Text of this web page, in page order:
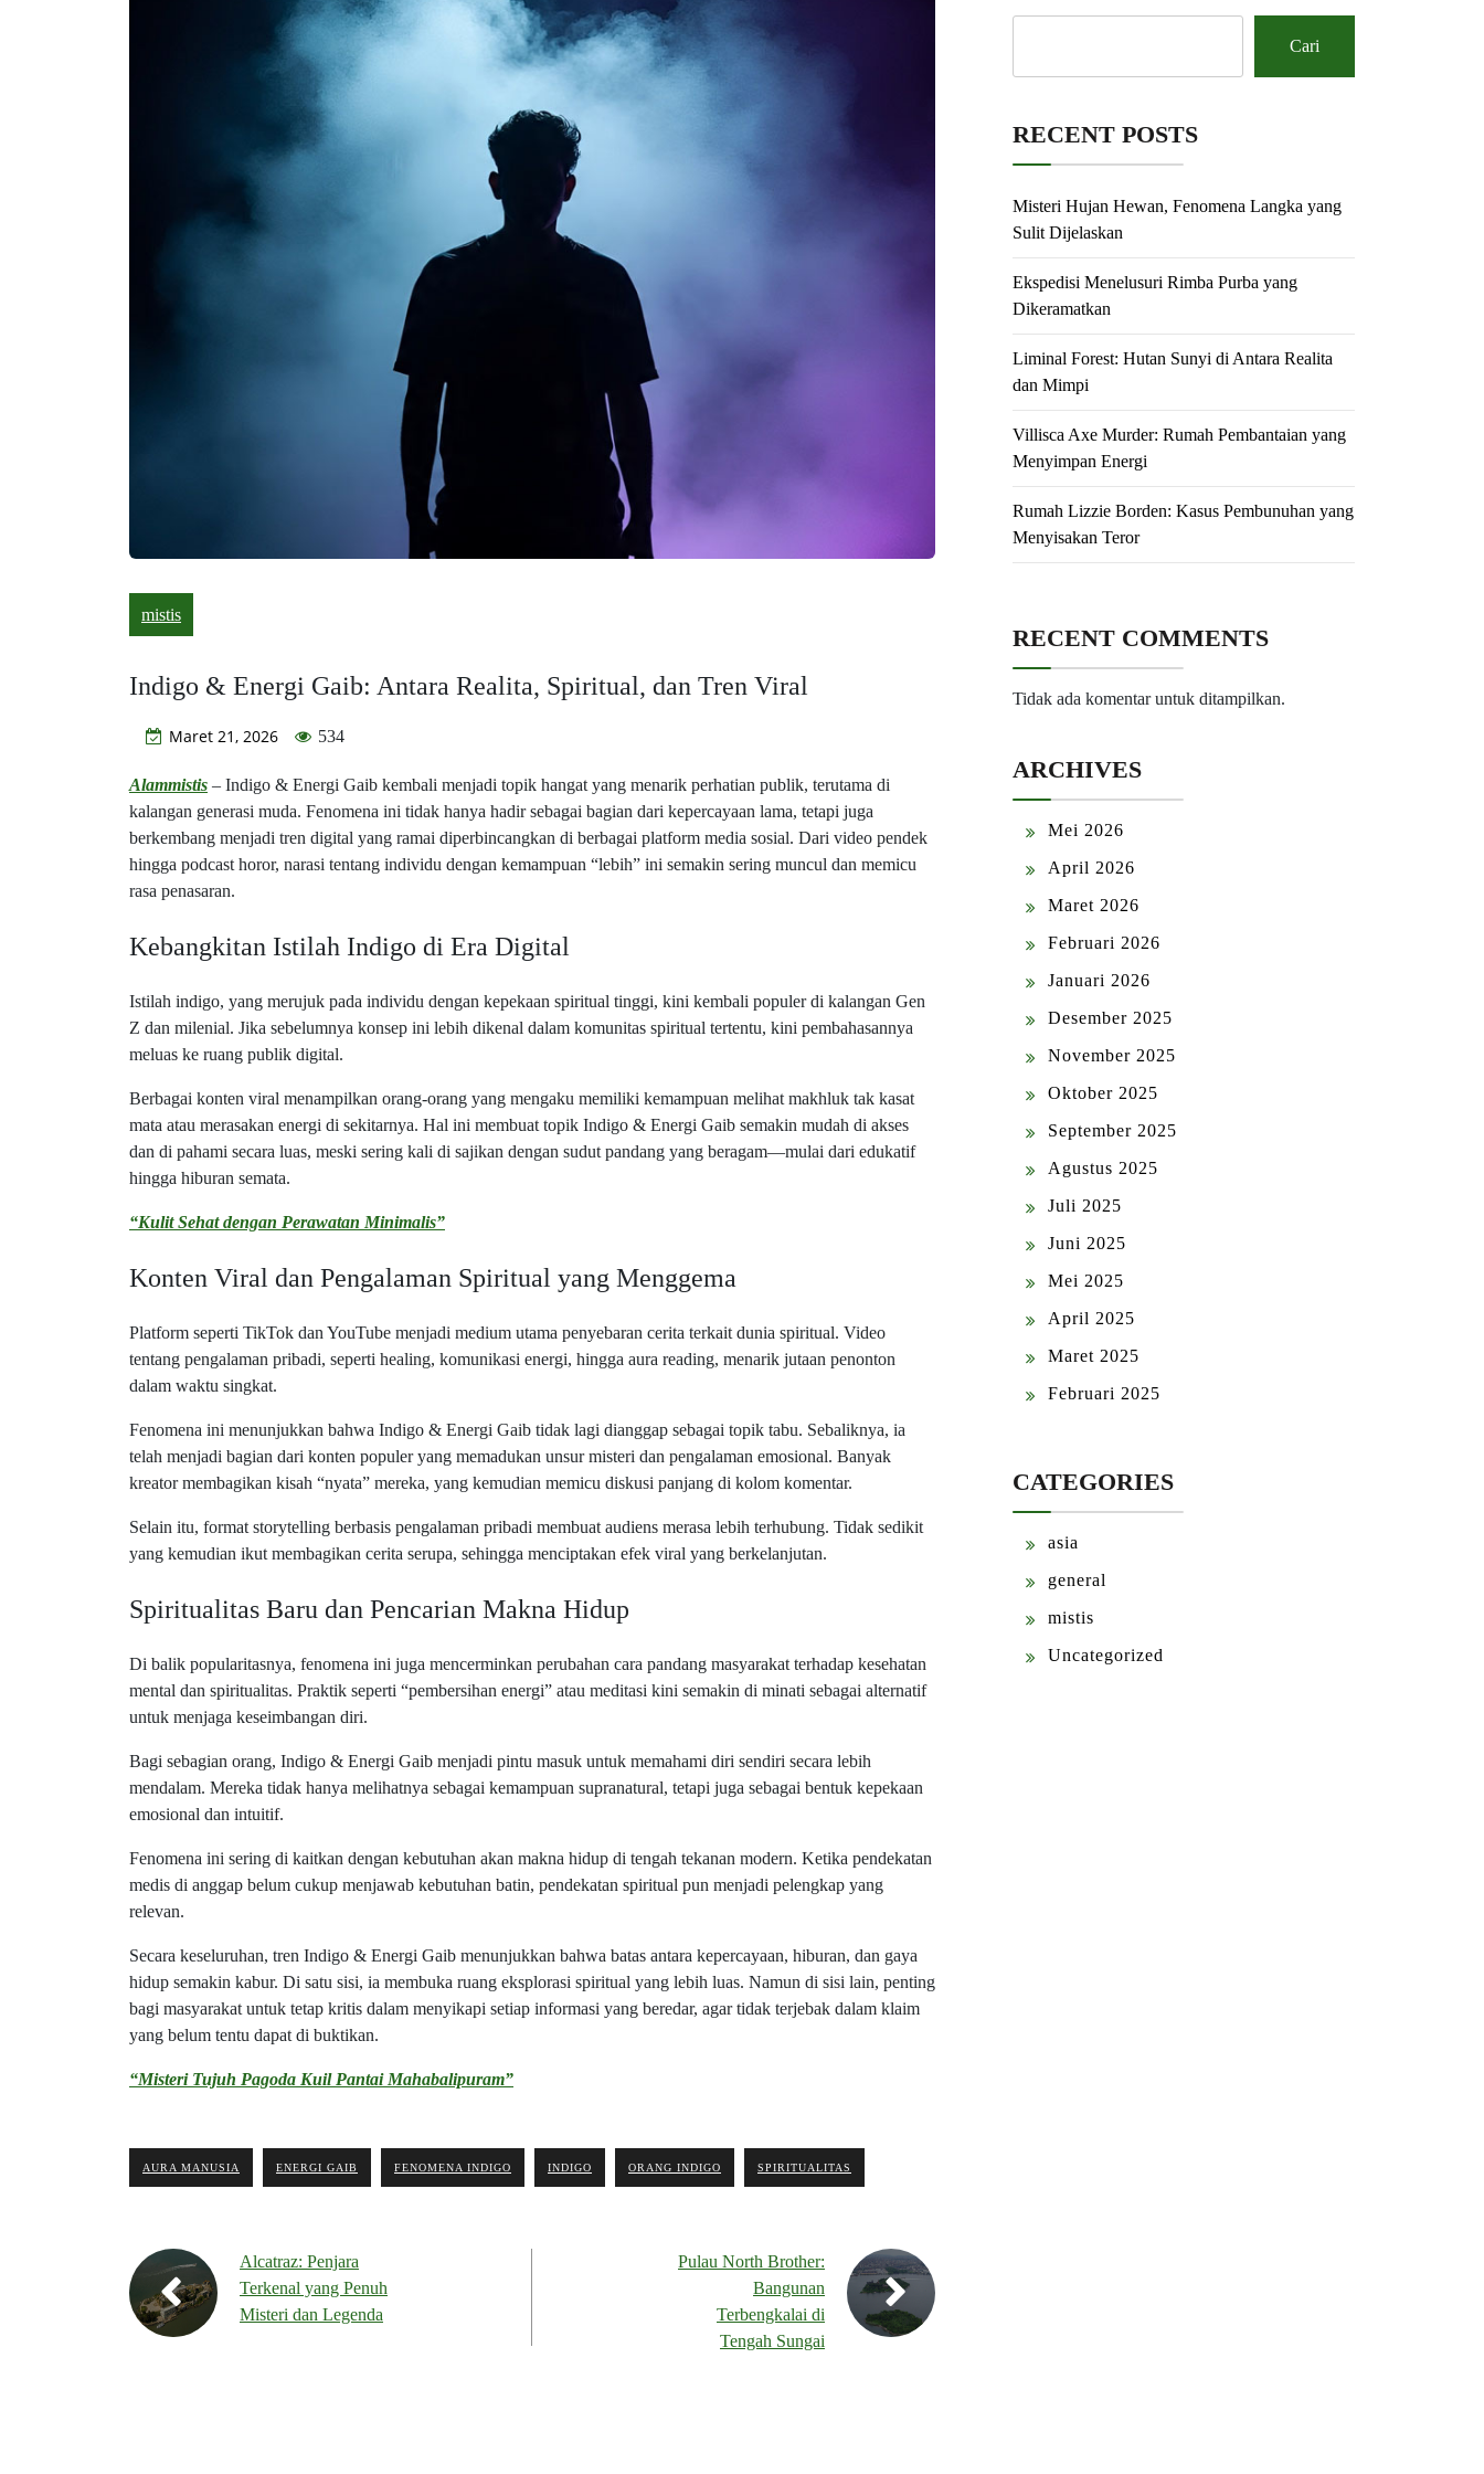
mistis
Indigo & Energi Gaib: Antara Realita, Spiritual, dan Tren Viral
Maret 21, 2026 534
Alammistis – Indigo & Energi Gaib kembali menjadi topik hangat yang menarik perhatian publik, terutama di
kalangan generasi muda. Fenomena ini tidak hanya hadir sebagai bagian dari kepercayaan lama, tetapi juga
berkembang menjadi tren digital yang ramai diperbincangkan di berbagai platform media sosial. Dari video pendek
hingga podcast horor, narasi tentang individu dengan kemampuan “lebih” ini semakin sering muncul dan memicu
rasa penasaran.
Kebangkitan Istilah Indigo di Era Digital
Istilah indigo, yang merujuk pada individu dengan kepekaan spiritual tinggi, kini kembali populer di kalangan Gen
Z dan milenial. Jika sebelumnya konsep ini lebih dikenal dalam komunitas spiritual tertentu, kini pembahasannya
meluas ke ruang publik digital.
Berbagai konten viral menampilkan orang-orang yang mengaku memiliki kemampuan melihat makhluk tak kasat
mata atau merasakan energi di sekitarnya. Hal ini membuat topik Indigo & Energi Gaib semakin mudah di akses
dan di pahami secara luas, meski sering kali di sajikan dengan sudut pandang yang beragam—mulai dari edukatif
hingga hiburan semata.
“Kulit Sehat dengan Perawatan Minimalis”
Konten Viral dan Pengalaman Spiritual yang Menggema
Platform seperti TikTok dan YouTube menjadi medium utama penyebaran cerita terkait dunia spiritual. Video
tentang pengalaman pribadi, seperti healing, komunikasi energi, hingga aura reading, menarik jutaan penonton
dalam waktu singkat.
Fenomena ini menunjukkan bahwa Indigo & Energi Gaib tidak lagi dianggap sebagai topik tabu. Sebaliknya, ia
telah menjadi bagian dari konten populer yang memadukan unsur misteri dan pengalaman emosional. Banyak
kreator membagikan kisah “nyata” mereka, yang kemudian memicu diskusi panjang di kolom komentar.
Selain itu, format storytelling berbasis pengalaman pribadi membuat audiens merasa lebih terhubung. Tidak sedikit
yang kemudian ikut membagikan cerita serupa, sehingga menciptakan efek viral yang berkelanjutan.
Spiritualitas Baru dan Pencarian Makna Hidup
Di balik popularitasnya, fenomena ini juga mencerminkan perubahan cara pandang masyarakat terhadap kesehatan
mental dan spiritualitas. Praktik seperti “pembersihan energi” atau meditasi kini semakin di minati sebagai alternatif
untuk menjaga keseimbangan diri.
Bagi sebagian orang, Indigo & Energi Gaib menjadi pintu masuk untuk memahami diri sendiri secara lebih
mendalam. Mereka tidak hanya melihatnya sebagai kemampuan supranatural, tetapi juga sebagai bentuk kepekaan
emosional dan intuitif.
Fenomena ini sering di kaitkan dengan kebutuhan akan makna hidup di tengah tekanan modern. Ketika pendekatan
medis di anggap belum cukup menjawab kebutuhan batin, pendekatan spiritual pun menjadi pelengkap yang
relevan.
Secara keseluruhan, tren Indigo & Energi Gaib menunjukkan bahwa batas antara kepercayaan, hiburan, dan gaya
hidup semakin kabur. Di satu sisi, ia membuka ruang eksplorasi spiritual yang lebih luas. Namun di sisi lain, penting
bagi masyarakat untuk tetap kritis dalam menyikapi setiap informasi yang beredar, agar tidak terjebak dalam klaim
yang belum tentu dapat di buktikan.
“Misteri Tujuh Pagoda Kuil Pantai Mahabalipuram”
AURA MANUSIA ENERGI GAIB FENOMENA INDIGO INDIGO ORANG INDIGO SPIRITUALITAS
Alcatraz: Penjara
Terkenal yang Penuh
Misteri dan Legenda
Pulau North Brother:
Bangunan
Terbengkalai di
Tengah Sungai
Cari
RECENT POSTS
Misteri Hujan Hewan, Fenomena Langka yang
Sulit Dijelaskan
Ekspedisi Menelusuri Rimba Purba yang
Dikeramatkan
Liminal Forest: Hutan Sunyi di Antara Realita
dan Mimpi
Villisca Axe Murder: Rumah Pembantaian yang
Menyimpan Energi
Rumah Lizzie Borden: Kasus Pembunuhan yang
Menyisakan Teror
RECENT COMMENTS
Tidak ada komentar untuk ditampilkan.
ARCHIVES
Mei 2026
April 2026
Maret 2026
Februari 2026
Januari 2026
Desember 2025
November 2025
Oktober 2025
September 2025
Agustus 2025
Juli 2025
Juni 2025
Mei 2025
April 2025
Maret 2025
Februari 2025
CATEGORIES
asia
general
mistis
Uncategorized